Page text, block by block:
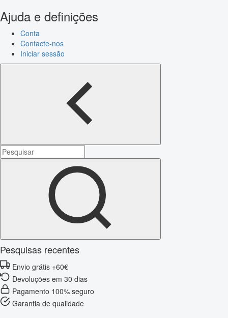
Ajuda e definições
Conta
Contacte-nos
Iniciar sessão
Pesquisas recentes
Envio grátis +60€
Devoluções em 30 dias
Pagamento 100% seguro
Garantia de qualidade